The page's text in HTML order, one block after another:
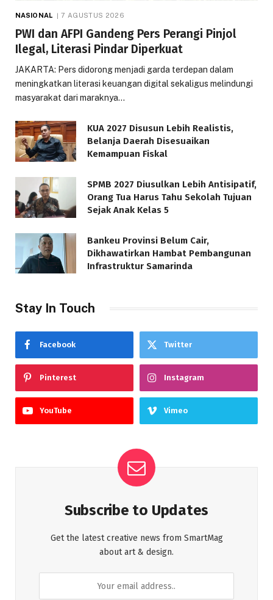
NASIONAL 7 AGUSTUS 2026
PWI dan AFPI Gandeng Pers Perangi Pinjol
Ilegal, Literasi Pindar Diperkuat
JAKARTA: Pers didorong menjadi garda terdepan dalam
meningkatkan literasi keuangan digital sekaligus melindungi
masyarakat dari maraknya…
KUA 2027 Disusun Lebih Realistis,
Belanja Daerah Disesuaikan
Kemampuan Fiskal
SPMB 2027 Diusulkan Lebih Antisipatif,
Orang Tua Harus Tahu Sekolah Tujuan
Sejak Anak Kelas 5
Bankeu Provinsi Belum Cair,
Dikhawatirkan Hambat Pembangunan
Infrastruktur Samarinda
Stay In Touch
Facebook Twitter
Pinterest Instagram
YouTube Vimeo
Subscribe to Updates
Get the latest creative news from SmartMag
about art & design.